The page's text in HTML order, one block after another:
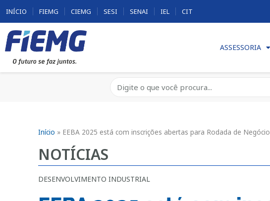
INÍCIO FIEMG CIEMG SESI SENAI IEL CIT
ASSESSORIA
Início » EEBA 2025 está com inscrições abertas para Rodada de
NOTÍCIAS
DESENVOLVIMENTO INDUSTRIAL